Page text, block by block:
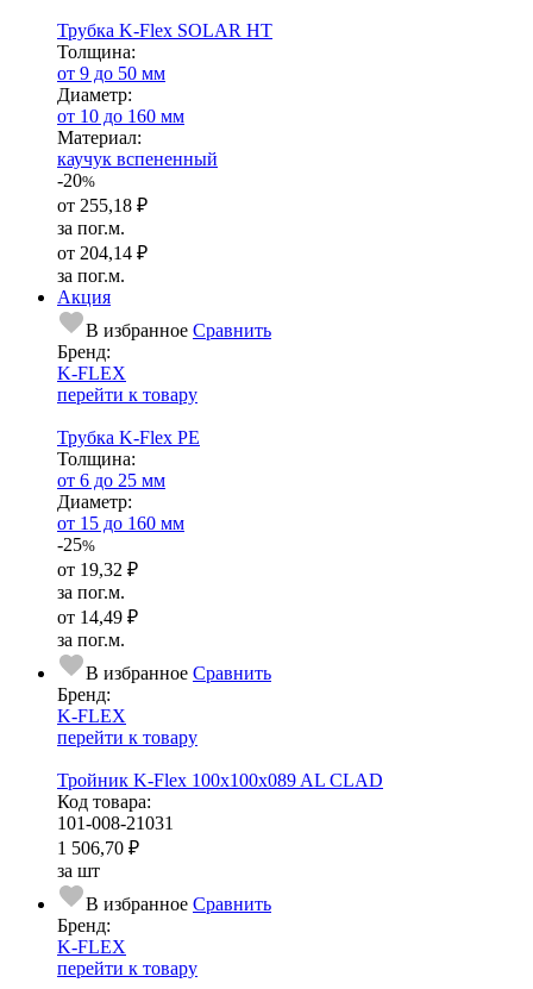
Трубка K-Flex SOLAR HT
Тол­щи­на:
от 9 до 50 мм
Диаметр:
от 10 до 160 мм
Ма­­те­­ри­­ал:
каучук вспененный
-20%
от 255,18 ₽
за пог.м.
от 204,14 ₽
за пог.м.
Акция
В избранное Сравнить
Бренд:
K-FLEX
перейти к товару
Трубка K-Flex PE
Тол­щи­на:
от 6 до 25 мм
Диаметр:
от 15 до 160 мм
-25%
от 19,32 ₽
за пог.м.
от 14,49 ₽
за пог.м.
В избранное Сравнить
Бренд:
K-FLEX
перейти к товару
Тройник K-Flex 100x100x089 AL CLAD
Код товара:
101-008-21031
1 506,70 ₽
за шт
В избранное Сравнить
Бренд:
K-FLEX
перейти к товару